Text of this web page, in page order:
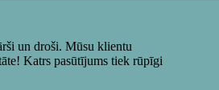
un droši. Mūsu klientu
Katrs pasūtījums tiek rūpīgi